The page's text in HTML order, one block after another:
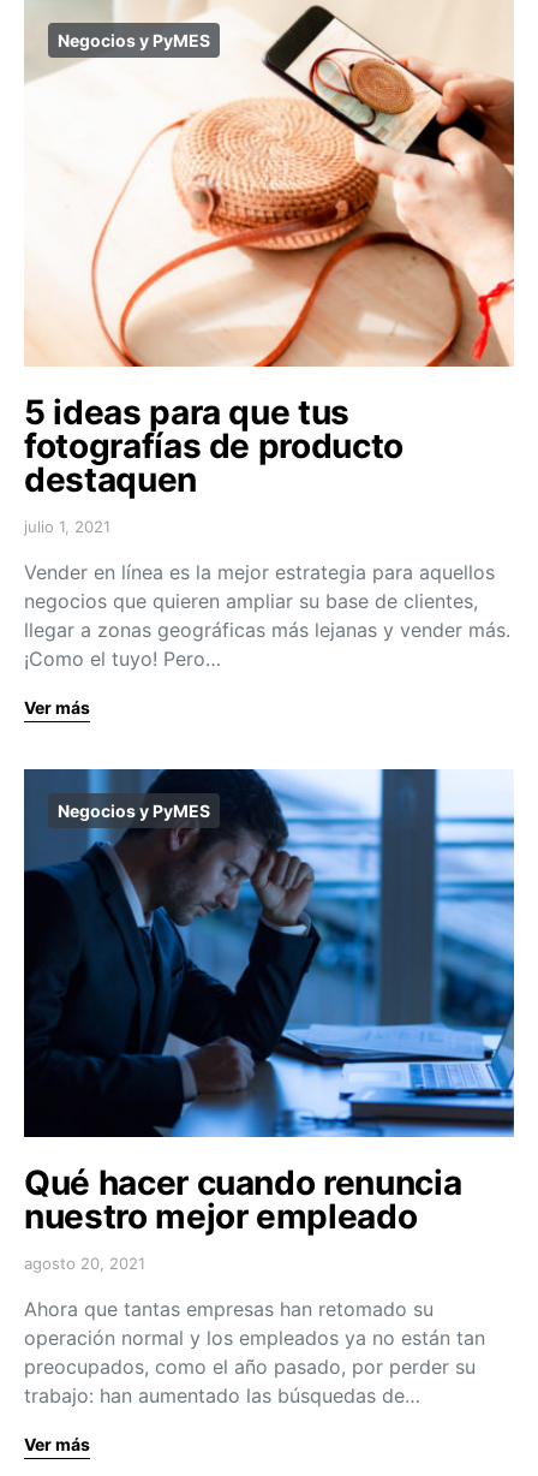
Negocios y PyMES
5 ideas para que tus
fotografías de producto
destaquen
julio 1, 2021
Vender en línea es la mejor estrategia para aquellos
negocios que quieren ampliar su base de clientes,
llegar a zonas geográficas más lejanas y vender más.
¡Como el tuyo! Pero…
Ver más
Negocios y PyMES
Qué hacer cuando renuncia
nuestro mejor empleado
agosto 20, 2021
Ahora que tantas empresas han retomado su
operación normal y los empleados ya no están tan
preocupados, como el año pasado, por perder su
trabajo: han aumentado las búsquedas de…
Ver más